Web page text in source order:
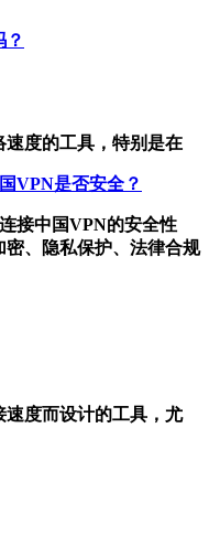
？
速度的工具，特别是在
VPN是否安全？
接中国VPN的安全性
密、隐私保护、法律合规
速度而设计的工具，尤